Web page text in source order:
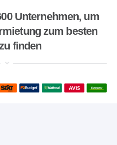
Unternehmen, um
zum besten
finden